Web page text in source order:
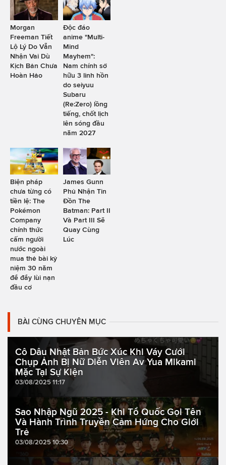
Morgan
Freeman Tiết
Lộ Lý Do Vẫn
Nhận Vai Dù
Kịch Bản Chưa
Hoàn Hảo
Độc đáo
anime "Multi-
Mind
Mayhem":
Nam chính sở
hữu 3 linh hồn
do seiyuu
Subaru
(Re:Zero) lồng
tiếng, chốt lịch
lên sóng đầu
năm 2027
Biện pháp
chưa từng có
tiền lệ: The
Pokémon
Company
chính thức
cấm người
nước ngoài
mua thẻ bài kỷ
niệm 30 năm
để đẩy lùi nạn
đầu cơ
James Gunn
Phủ Nhận Tin
Đồn The
Batman: Part II
Và Part III Sẽ
Quay Cùng
Lúc
BÀI CÙNG CHUYÊN MỤC
Cô Dâu Nhật Bản Bức Xúc Khi Váy Cưới
Chụp Ảnh Bị Nữ Diễn Viên Av Yua Mikami
Mặc Tại Sự Kiện
03/08/2025 11:17
Sao Nhập Ngũ 2025 - Khi Tổ Quốc Gọi Tên
Và Hành Trình Truyền Cảm Hứng Cho Giới
Trẻ
03/08/2025 10:30